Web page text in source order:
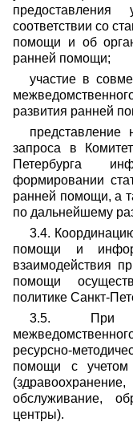
соответствии со
помощи и об
ранней помощи;
участие в
развития ранней
представление
запроса в
Петербурга
формировании
ранней помощи, а
по дальнейшему
3.4.
помощи и
взаимодействия
помощи
политике Санкт-
3.5. При
ресурсно-
помощи с учетом
обслуживание,
центры).